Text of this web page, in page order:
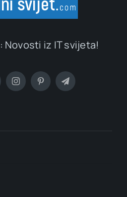
iz IT svijeta!